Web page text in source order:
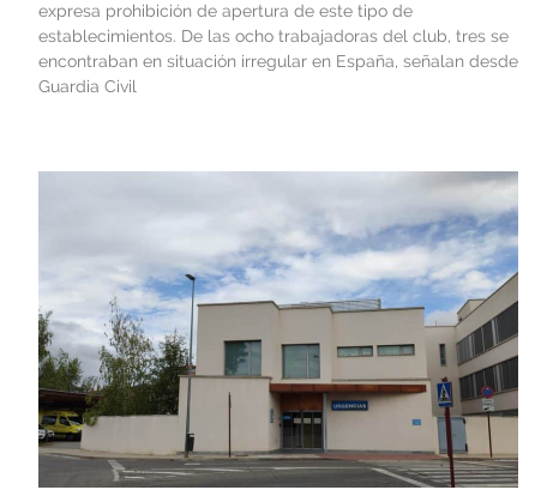
expresa prohibición de apertura de este tipo de
establecimientos. De las ocho trabajadoras del club, tres se
encontraban en situación irregular en España, señalan desde
Guardia Civil